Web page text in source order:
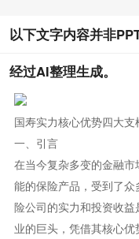
以下文字内容并非
经过AI整理生成。
国寿实力核心优势四大
一、引言
在当今复杂多变的金融
能的保险产品，受到了
险公司的实力和投资收
业的巨头，凭借其核心